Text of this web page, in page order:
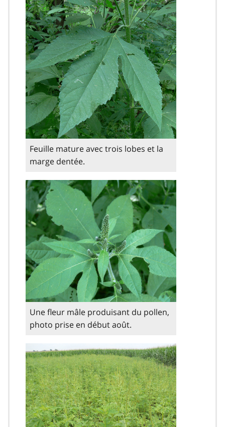
Feuille mature avec trois lobes et la
marge dentée.
Une fleur mâle produisant du pollen,
photo prise en début août.